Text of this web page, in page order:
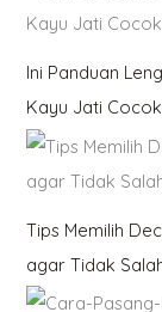
Ini Panduan
Kayu Jati
Tips Memilih
agar Tidak